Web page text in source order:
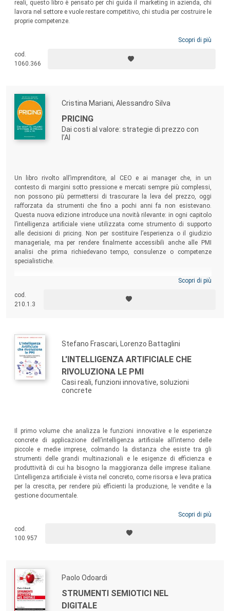
reali, questo libro è pensato per chi guida il marketing in azienda, chi
lavora nel settore e vuole restare competitivo, chi studia per costruire le
proprie competenze.
Scopri di più
cod.
1060.366
Cristina Mariani, Alessandro Silva
PRICING
Dai costi al valore: strategie di prezzo con
l’AI
Un libro rivolto all’imprenditore, al CEO e ai manager che, in un
contesto di margini sotto pressione e mercati sempre più complessi,
non possono più permettersi di trascurare la leva del prezzo, oggi
rafforzata da strumenti che fino a pochi anni fa non esistevano.
Questa nuova edizione introduce una novità rilevante: in ogni capitolo
l’intelligenza artificiale viene utilizzata come strumento di supporto
alle decisioni di pricing. Non per sostituire l’esperienza o il giudizio
manageriale, ma per rendere finalmente accessibili anche alle PMI
analisi che prima richiedevano tempo, consulenze o competenze
specialistiche.
Scopri di più
cod.
210.1.3
Stefano Frascari, Lorenzo Battaglini
L'INTELLIGENZA ARTIFICIALE CHE
RIVOLUZIONA LE PMI
Casi reali, funzioni innovative, soluzioni
concrete
Il primo volume che analizza le funzioni innovative e le esperienze
concrete di applicazione dell’intelligenza artificiale all’interno delle
piccole e medie imprese, colmando la distanza che esiste tra gli
strumenti delle grandi multinazionali e le esigenze di efficienza e
produttività di cui ha bisogno la maggioranza delle imprese italiane.
L’intelligenza artificiale è vista nel concreto, come risorsa e leva pratica
per la crescita, per rendere più efficienti la produzione, le vendite e la
gestione documentale.
Scopri di più
cod.
100.957
Paolo Odoardi
STRUMENTI SEMIOTICI NEL
DIGITALE